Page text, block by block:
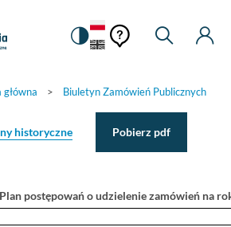
Ustawienia
Zmiana
na
kontrastową
Pomoc
kontekstowa
Pomoc
Moje
główna > Biuletyn Zamówień Publicznych
historyczne Pobierz pdf
Plan postępowań o udzielenie zamówień na